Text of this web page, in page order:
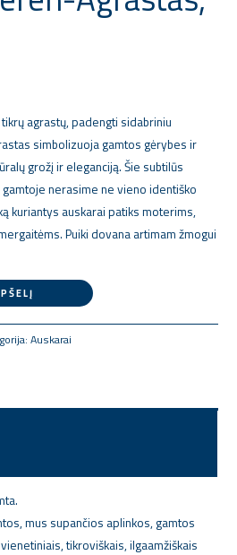
agrastų, padengti sidabriniu
simbolizuoja gamtos gėrybes ir
grožį ir eleganciją. Šie subtilūs
nerasime ne vieno identiško
kuriantys auskarai patiks moterims,
Puiki dovana artimam žmogui
Auskarai
mus supančios aplinkos, gamtos
tikroviškais, ilgaamžiškais